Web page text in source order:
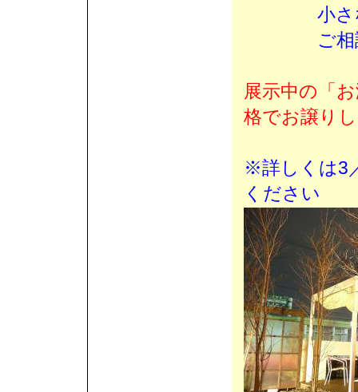
小さなお
ご相談
展示中の「
格でお譲り
※詳しくは3
ください